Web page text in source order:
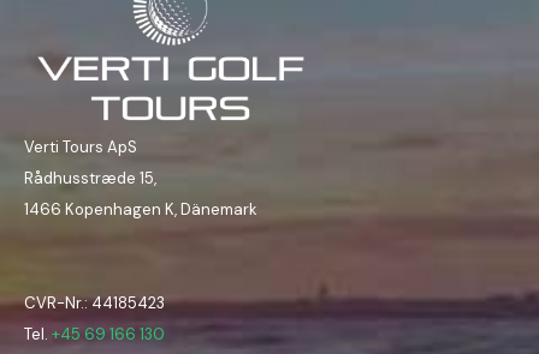
Verti Tours ApS
Rådhusstræde 15,
1466 Kopenhagen K, Dänemark
CVR-Nr.: 44185423
Tel. +45 69 166 130